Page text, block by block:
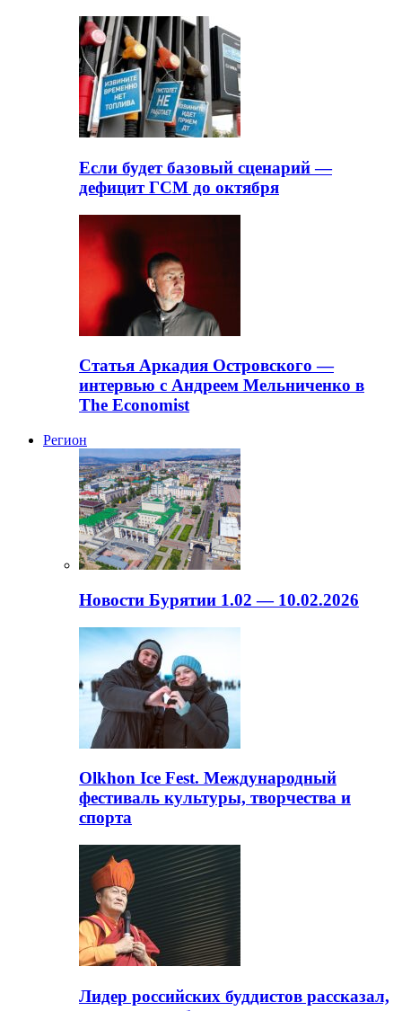
Если будет базовый сценарий —
дефицит ГСМ до октября
Статья Аркадия Островского —
интервью с Андреем Мельниченко в
The Economist
Регион
Новости Бурятии 1.02 — 10.02.2026
Olkhon Ice Fest. Международный
фестиваль культуры, творчества и
спорта
Лидер российских буддистов рассказал,